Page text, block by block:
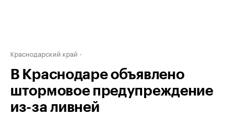
Краснодарский край
В Краснодаре объявлено
штормовое предупреждение
из-за ливней